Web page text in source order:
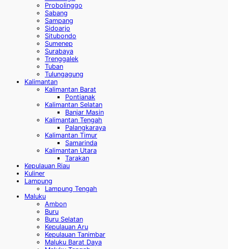
Probolinggo
Sabang
Sampang
Sidoarjo
Situbondo
Sumenep
Surabaya
Trenggalek
Tuban
Tulungagung
Kalimantan
Kalimantan Barat
Pontianak
Kalimantan Selatan
Banjar Masin
Kalimantan Tengah
Palangkaraya
Kalimantan Timur
Samarinda
Kalimantan Utara
Tarakan
Kepulauan Riau
Kuliner
Lampung
Lampung Tengah
Maluku
Ambon
Buru
Buru Selatan
Kepulauan Aru
Kepulauan Tanimbar
Maluku Barat Daya